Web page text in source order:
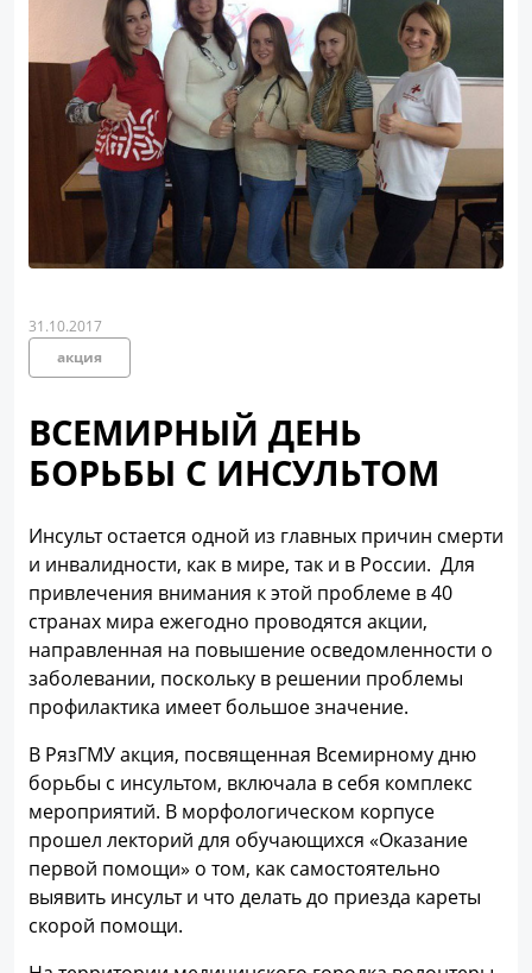
31.10.2017
акция
ВСЕМИРНЫЙ ДЕНЬ
БОРЬБЫ С ИНСУЛЬТОМ
Инсульт остается одной из главных причин смерти
и инвалидности, как в мире, так и в России. Для
привлечения внимания к этой проблеме в 40
странах мира ежегодно проводятся акции,
направленная на повышение осведомленности о
заболевании, поскольку в решении проблемы
профилактика имеет большое значение.
В РязГМУ акция, посвященная Всемирному дню
борьбы с инсультом, включала в себя комплекс
мероприятий. В морфологическом корпусе
прошел лекторий для обучающихся «Оказание
первой помощи» о том, как самостоятельно
выявить инсульт и что делать до приезда кареты
скорой помощи.